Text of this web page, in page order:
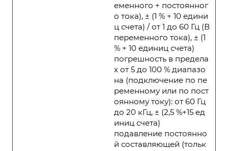
еменного + постоянног
о тока), ± (1 % + 10 едини
ц счета) / от 1 до 60 Гц (В
переменного тока), ± (1
% + 10 единиц счета)
погрешность в предела
х от 5 до 100 % диапазо
на (подключение по пе
ременному или по пост
оянному току): от 60 Гц
до 20 кГц, ± (2,5 %+15 ед
иниц счета)
подавление постоянно
й составляющей (тольк